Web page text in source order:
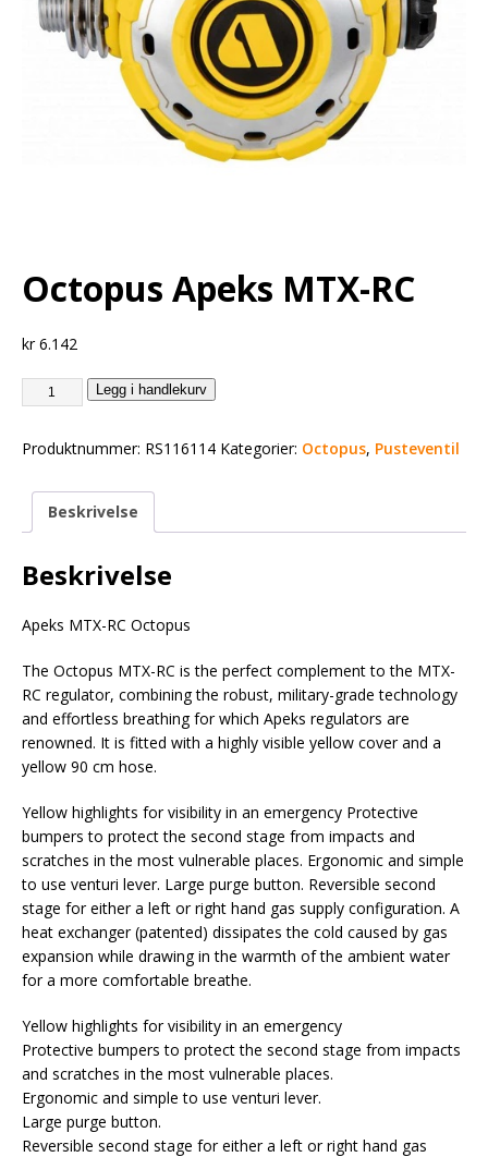
Octopus Apeks MTX-RC
kr6.142
Legg i handlekurv
Produktnummer: RS116114 Kategorier: Octopus, Pusteventil
Beskrivelse
Beskrivelse
Apeks MTX-RC Octopus
The Octopus MTX-RC is the perfect complement to the MTX-
RC regulator, combining the robust, military-grade technology
and effortless breathing for which Apeks regulators are
renowned. It is fitted with a highly visible yellow cover and a
yellow 90 cm hose.
Yellow highlights for visibility in an emergency Protective
bumpers to protect the second stage from impacts and
scratches in the most vulnerable places. Ergonomic and simple
to use venturi lever. Large purge button. Reversible second
stage for either a left or right hand gas supply configuration. A
heat exchanger (patented) dissipates the cold caused by gas
expansion while drawing in the warmth of the ambient water
for a more comfortable breathe.
Yellow highlights for visibility in an emergency
Protective bumpers to protect the second stage from impacts
and scratches in the most vulnerable places.
Ergonomic and simple to use venturi lever.
Large purge button.
Reversible second stage for either a left or right hand gas